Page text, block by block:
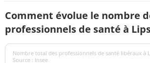
Comment évolue le nombre
professionnels de santé à
Nombre total des professionnels de santé libéraux à
Source : Insee